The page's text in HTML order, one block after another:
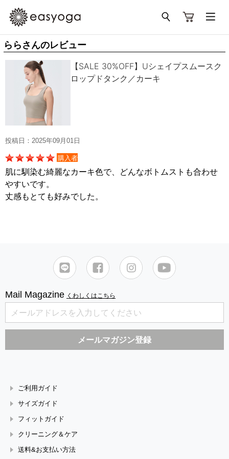
ららさんのレビュー
【SALE 30%OFF】Uシェイプスムースク
ロップドタンク／カーキ
投稿日：2025年09月01日
購入者
肌に馴染む綺麗なカーキ色で、どんなボトムストも合わせ
やすいです。
丈感もとても好みでした。
Mail Magazine くわしくはこちら
ご利用ガイド
サイズガイド
フィットガイド
クリーニング＆ケア
送料&お支払い方法